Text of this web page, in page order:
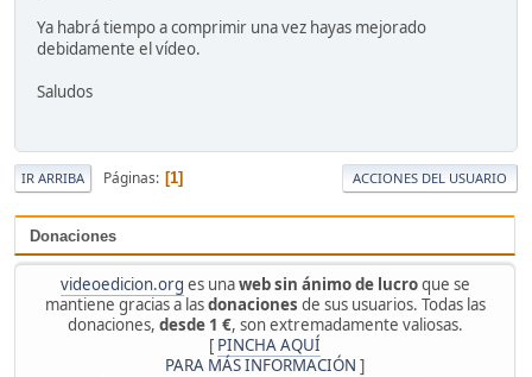
Donaciones
videoedicion.org es unaweb sin ánimo de lucroque se
mantiene gracias a lasdonaciones de sus usuarios. Todas las
donaciones, desde 1 €, son extremadamente valiosas.
[ PINCHA AQUÍ
PARA MÁS INFORMACIÓN ]
Ya habrá tiempo a comprimir una vez hayas mejorado
debidamente el vídeo.
Saludos
IR ARRIBA Páginas 1 ACCIONES DEL USUARIO